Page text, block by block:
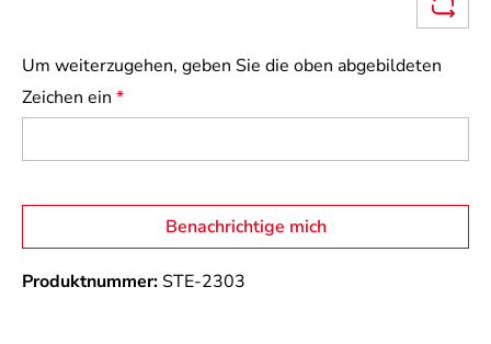
Um weiterzugehen, geben Sie die oben abgebildeten
Zeichen ein *
Benachrichtige mich
Produktnummer: STE-2303